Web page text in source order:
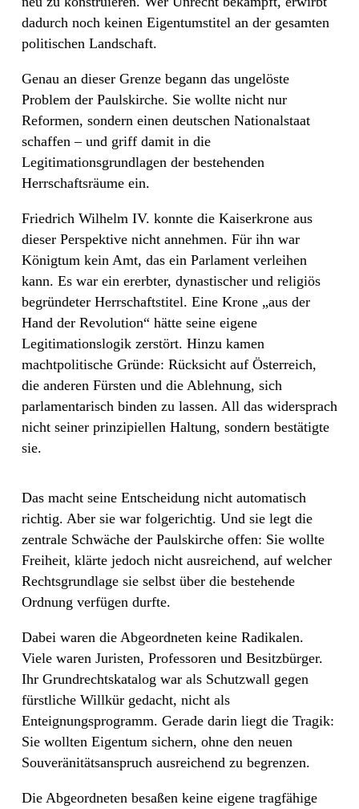
dadurch noch keinen Eigentumstitel an der gesamten
politischen Landschaft.
Genau an dieser Grenze begann das ungelöste
Problem der Paulskirche. Sie wollte nicht nur
Reformen, sondern einen deutschen Nationalstaat
schaffen – und griff damit in die
Legitimationsgrundlagen der bestehenden
Herrschaftsräume ein.
Friedrich Wilhelm IV. konnte die Kaiserkrone aus
dieser Perspektive nicht annehmen. Für ihn war
Königtum kein Amt, das ein Parlament verleihen
kann. Es war ein ererbter, dynastischer und religiös
begründeter Herrschaftstitel. Eine Krone „aus der
Hand der Revolution“ hätte seine eigene
Legitimationslogik zerstört. Hinzu kamen
machtpolitische Gründe: Rücksicht auf Österreich,
die anderen Fürsten und die Ablehnung, sich
parlamentarisch binden zu lassen. All das widersprach
nicht seiner prinzipiellen Haltung, sondern bestätigte
sie.
Das macht seine Entscheidung nicht automatisch
richtig. Aber sie war folgerichtig. Und sie legt die
zentrale Schwäche der Paulskirche offen: Sie wollte
Freiheit, klärte jedoch nicht ausreichend, auf welcher
Rechtsgrundlage sie selbst über die bestehende
Ordnung verfügen durfte.
Dabei waren die Abgeordneten keine Radikalen.
Viele waren Juristen, Professoren und Besitzbürger.
Ihr Grundrechtskatalog war als Schutzwall gegen
fürstliche Willkür gedacht, nicht als
Enteignungsprogramm. Gerade darin liegt die Tragik:
Sie wollten Eigentum sichern, ohne den neuen
Souveränitätsanspruch ausreichend zu begrenzen.
Die Abgeordneten besaßen keine eigene tragfähige